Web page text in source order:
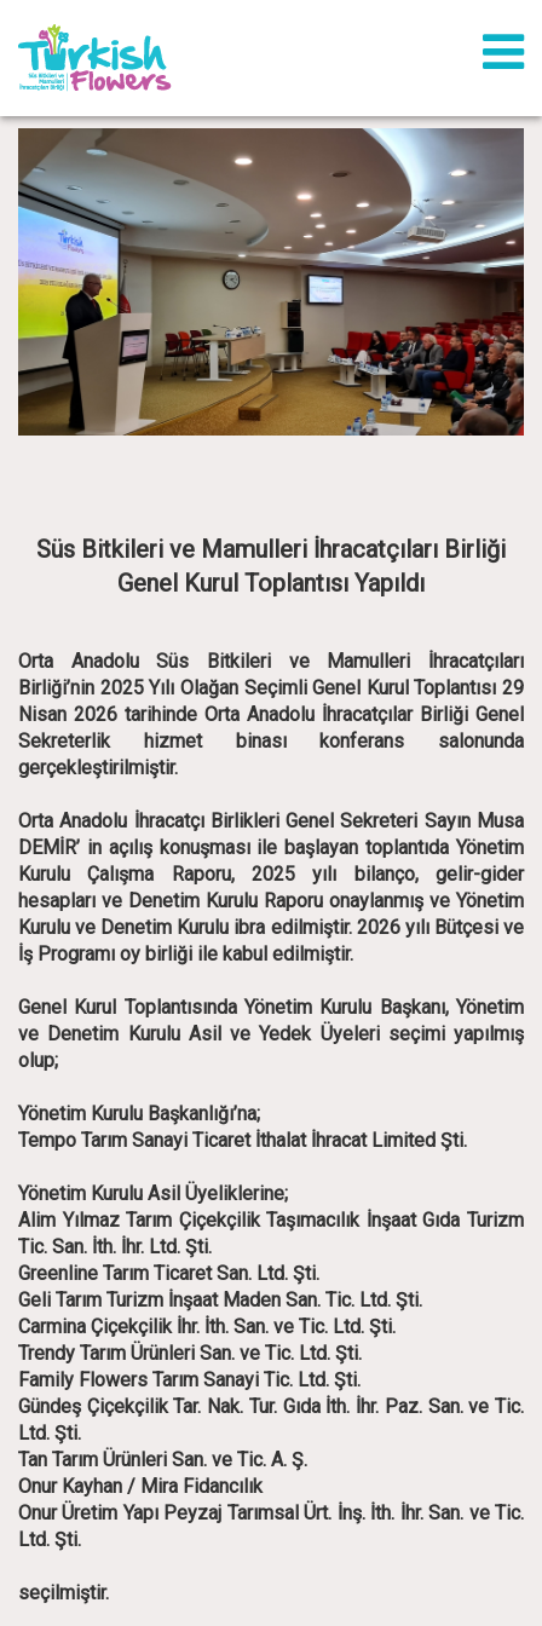
Süs Bitkileri ve Mamulleri İhracatçıları Birliği
Genel Kurul Toplantısı Yapıldı
Orta Anadolu Süs Bitkileri ve Mamulleri İhracatçıları
Birliği’nin 2025 Yılı Olağan Seçimli Genel Kurul Toplantısı 29
Nisan 2026 tarihinde Orta Anadolu İhracatçılar Birliği Genel
Sekreterlik hizmet binası konferans salonunda
gerçekleştirilmiştir.
Orta Anadolu İhracatçı Birlikleri Genel Sekreteri Sayın Musa
DEMİR’ in açılış konuşması ile başlayan toplantıda Yönetim
Kurulu Çalışma Raporu, 2025 yılı bilanço, gelir-gider
hesapları ve Denetim Kurulu Raporu onaylanmış ve Yönetim
Kurulu ve Denetim Kurulu ibra edilmiştir. 2026 yılı Bütçesi ve
İş Programı oy birliği ile kabul edilmiştir.
Genel Kurul Toplantısında Yönetim Kurulu Başkanı, Yönetim
ve Denetim Kurulu Asil ve Yedek Üyeleri seçimi yapılmış
olup;
Yönetim Kurulu Başkanlığı’na;
Tempo Tarım Sanayi Ticaret İthalat İhracat Limited Şti.
Yönetim Kurulu Asil Üyeliklerine;
Alim Yılmaz Tarım Çiçekçilik Taşımacılık İnşaat Gıda Turizm
Tic. San. İth. İhr. Ltd. Şti.
Greenline Tarım Ticaret San. Ltd. Şti.
Geli Tarım Turizm İnşaat Maden San. Tic. Ltd. Şti.
Carmina Çiçekçilik İhr. İth. San. ve Tic. Ltd. Şti.
Trendy Tarım Ürünleri San. ve Tic. Ltd. Şti.
Family Flowers Tarım Sanayi Tic. Ltd. Şti.
Gündeş Çiçekçilik Tar. Nak. Tur. Gıda İth. İhr. Paz. San. ve Tic.
Ltd. Şti.
Tan Tarım Ürünleri San. ve Tic. A. Ş.
Onur Kayhan / Mira Fidancılık
Onur Üretim Yapı Peyzaj Tarımsal Ürt. İnş. İth. İhr. San. ve Tic.
Ltd. Şti.
seçilmiştir.